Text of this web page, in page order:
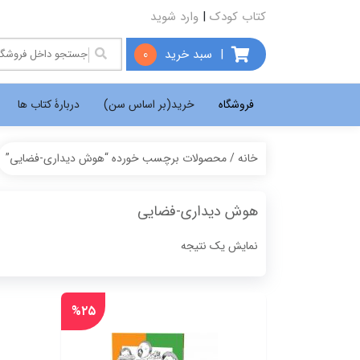
کتاب کودک | وارد شوید
| سبد خرید 0
فروشگاه خرید(بر اساس سن) دربارۀ کتاب ها
خانه/ محصولات برچسب خورده “هوش دیداری-فضایی”
هوش دیداری-فضایی
نمایش یک نتیجه
%۲۵